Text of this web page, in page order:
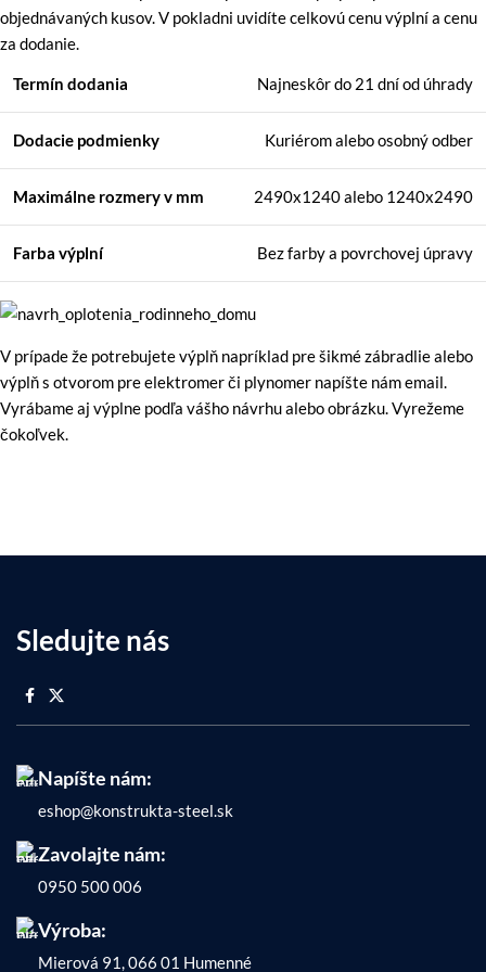
objednávaných kusov. V pokladni uvidíte celkovú cenu výplní a cenu
za dodanie.
Termín dodania Najneskôr do 21 dní od úhrady
Dodacie podmienky Kuriérom alebo osobný odber
Maximálne rozmeryv mm 2490x1240 alebo 1240x2490
Farba výplní Bez farby a povrchovej úpravy
V prípade že potrebujete výplň napríklad pre šikmé zábradlie alebo
výplň s otvorom pre elektromer či plynomer napíšte nám email.
Vyrábame aj výplne podľa vášho návrhu alebo obrázku. Vyrežeme
čokoľvek.
Sledujte nás
Napíšte nám:
eshop@konstrukta-steel.sk
Zavolajte nám:
0950 500 006
Výroba:
Mierová 91, 066 01 Humenné